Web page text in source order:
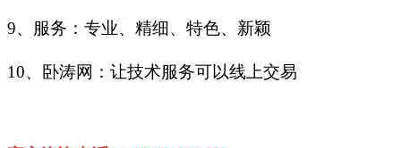
9、服务：专业、精细、特色、新颖
10、卧涛网：让技术服务可以线上交易